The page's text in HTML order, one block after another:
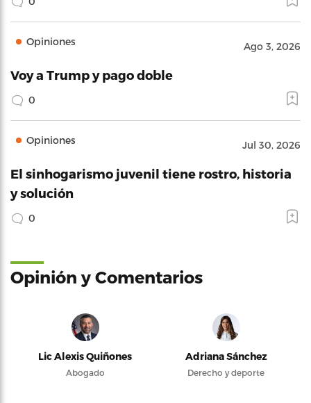
Opiniones Ago 3, 2026
Voy a Trump y pago doble
0
Opiniones Jul 30, 2026
El sinhogarismo juvenil tiene rostro, historia
y solución
0
Opinión y Comentarios
Lic Alexis Quiñones
Abogado
Adriana Sánchez
Derecho y deporte